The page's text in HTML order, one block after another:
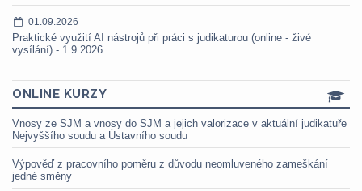
01.09.2026
Praktické využití AI nástrojů při práci s judikaturou (online - živé
vysílání) - 1.9.2026
ONLINE KURZY
Vnosy ze SJM a vnosy do SJM a jejich valorizace v aktuální judikatuře
Nejvyššího soudu a Ústavního soudu
Výpověď z pracovního poměru z důvodu neomluveného zameškání
jedné směny